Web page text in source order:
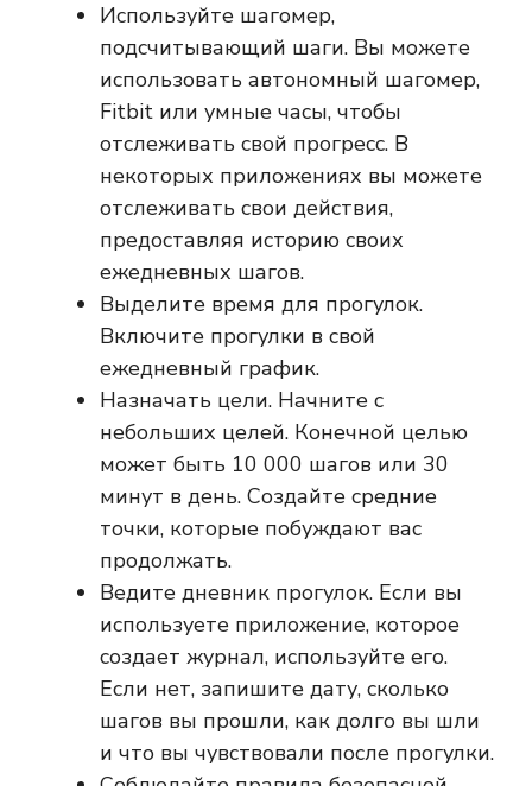
Используйте шагомер,
подсчитывающий шаги. Вы можете
использовать автономный шагомер,
Fitbit или умные часы, чтобы
отслеживать свой прогресс. В
некоторых приложениях вы можете
отслеживать свои действия,
предоставляя историю своих
ежедневных шагов.
Выделите время для прогулок.
Включите прогулки в свой
ежедневный график.
Назначать цели. Начните с
небольших целей. Конечной целью
может быть 10 000 шагов или 30
минут в день. Создайте средние
точки, которые побуждают вас
продолжать.
Ведите дневник прогулок. Если вы
используете приложение, которое
создает журнал, используйте его.
Если нет, запишите дату, сколько
шагов вы прошли, как долго вы шли
и что вы чувствовали после прогулки.